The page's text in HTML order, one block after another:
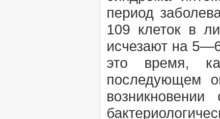
период
109 клеток в
исчезают на
это время,
последующем